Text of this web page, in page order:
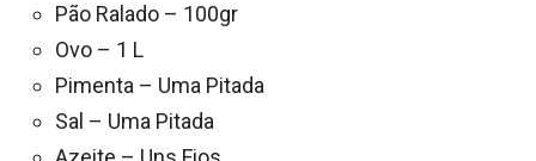
Pão Ralado – 100gr
Ovo – 1 L
Pimenta – Uma Pitada
Sal – Uma Pitada